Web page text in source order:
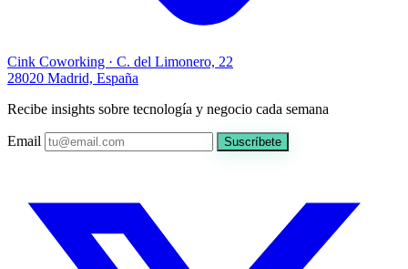
Cink Coworking · C. del Limonero, 22
28020 Madrid, España
Recibe insights sobre tecnología y negocio cada semana
Email Suscríbete